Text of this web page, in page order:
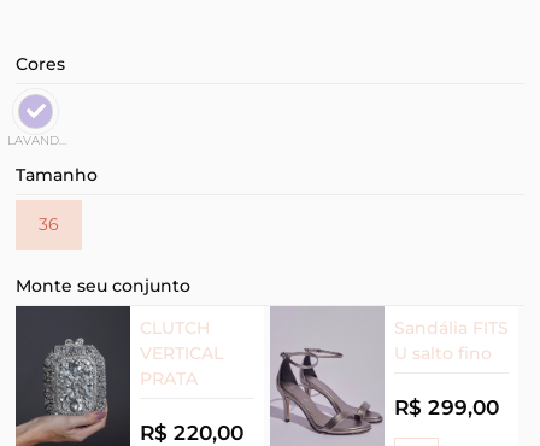
Cores
Tamanho
36
Monte seu conjunto
CLUTCH
VERTICAL
PRATA
R$ 220,00
Sandália FITS
U salto fino
R$ 299,00